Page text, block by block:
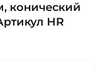
конический
HR